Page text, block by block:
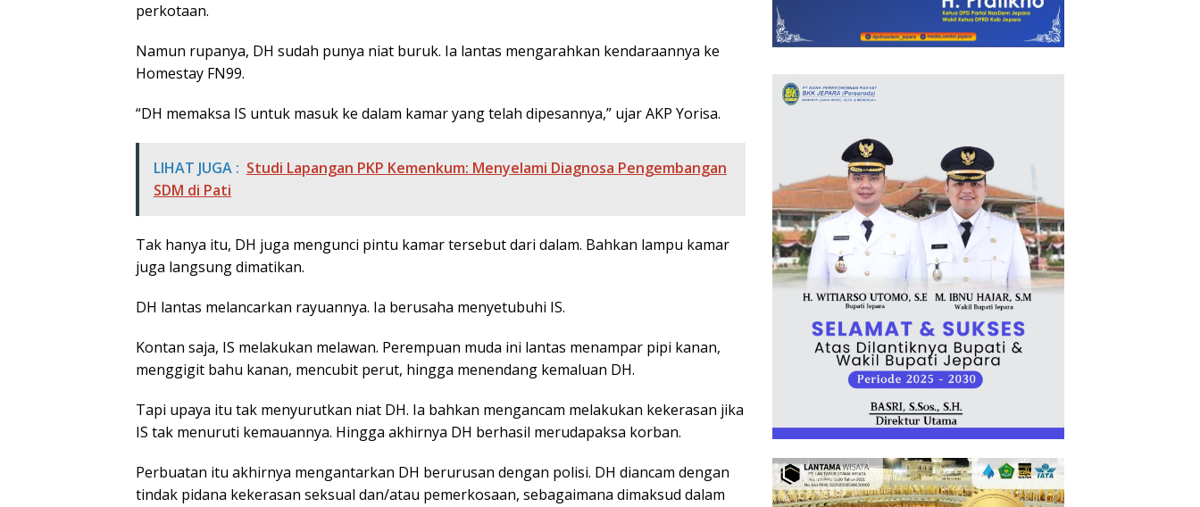
perkotaan.
Namun rupanya, DH sudah punya niat buruk. Ia lantas mengarahkan kendaraannya ke
Homestay FN99.
“DH memaksa IS untuk masuk ke dalam kamar yang telah dipesannya,” ujar AKP Yorisa.
LIHAT JUGA : Studi Lapangan PKP Kemenkum: Menyelami Diagnosa Pengembangan
SDM di Pati
Tak hanya itu, DH juga mengunci pintu kamar tersebut dari dalam. Bahkan lampu kamar
juga langsung dimatikan.
DH lantas melancarkan rayuannya. Ia berusaha menyetubuhi IS.
Kontan saja, IS melakukan melawan. Perempuan muda ini lantas menampar pipi kanan,
menggigit bahu kanan, mencubit perut, hingga menendang kemaluan DH.
Tapi upaya itu tak menyurutkan niat DH. Ia bahkan mengancam melakukan kekerasan jika
IS tak menuruti kemauannya. Hingga akhirnya DH berhasil merudapaksa korban.
Perbuatan itu akhirnya mengantarkan DH berurusan dengan polisi. DH diancam dengan
tindak pidana kekerasan seksual dan/atau pemerkosaan, sebagaimana dimaksud dalam